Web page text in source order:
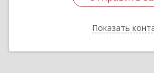
ПоказатьНазад